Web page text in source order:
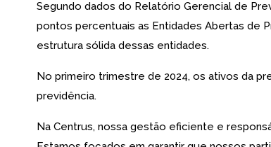
Segundo dados do Relatório Gerencial de
pontos percentuais as Entidades Abertas de
estrutura sólida dessas entidades.
No primeiro trimestre de 2024, os ativos da
previdência.
Na Centrus, nossa gestão eficiente e